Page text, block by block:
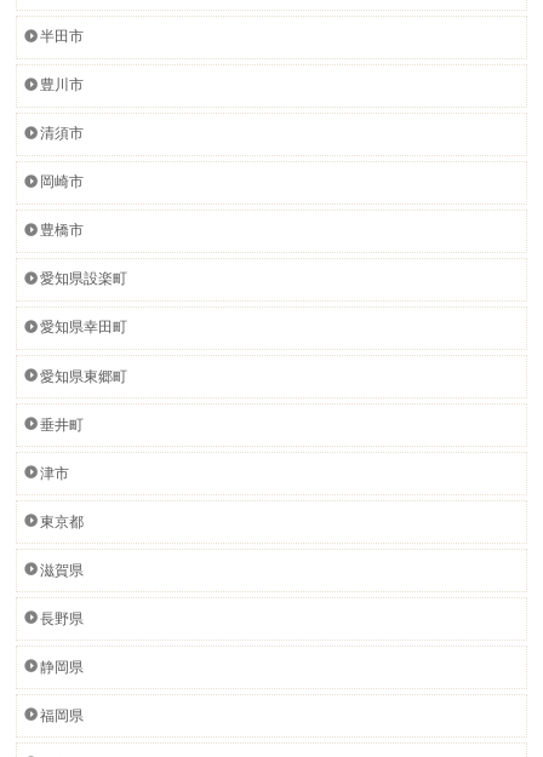
半田市
豊川市
清須市
岡崎市
豊橋市
愛知県設楽町
愛知県幸田町
愛知県東郷町
垂井町
津市
東京都
滋賀県
長野県
静岡県
福岡県